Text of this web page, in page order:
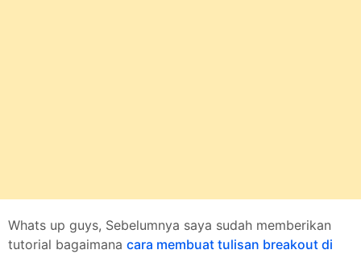
Whats up guys, Sebelumnya saya sudah memberikan
tutorial bagaimana cara membuat tulisan breakout di